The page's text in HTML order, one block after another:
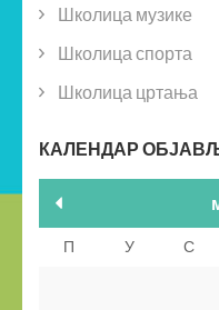
Школица музике
Школица спорта
Школица цртања
КАЛЕНДАР
П У С